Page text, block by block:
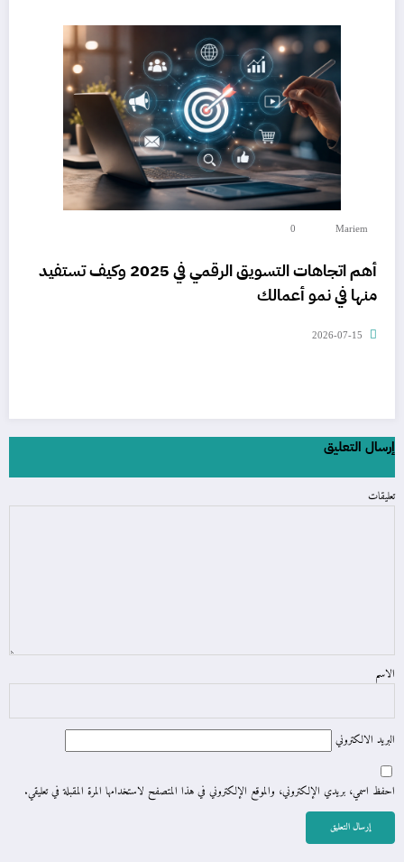
Mariem
0
أهم اتجاهات التسويق الرقمي في 2025 وكيف تستفيد
منها في نمو أعمالك
2026-07-15
إرسال التعليق
تعليقات
الاسم
البريد الالكتروني
احفظ اسمي، بريدي الإلكتروني، والموقع الإلكتروني في هذا المتصفح لاستخدامها المرة المقبلة في تعليقي.